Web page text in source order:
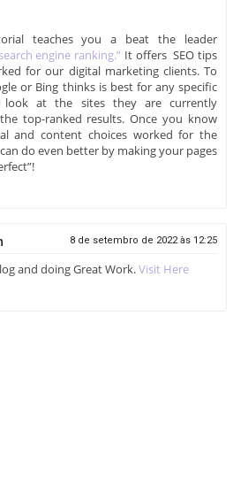
teaches you a beat the leader
engine ranking.” It offers SEO tips
for our digital marketing clients. To
or Bing thinks is best for any specific
look at the sites they are currently
top-ranked results. Once you know
and content choices worked for the
can do even better by making your pages
8 de setembro de 2022 às 12:25
and doing Great Work.Visit Here